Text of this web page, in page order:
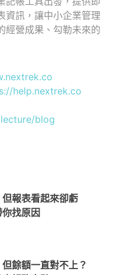
資訊，讓中小企業管理
經營成果、勾勒未來的
help.nextrek.co
blog
報表看起來卻虧
找原因
餘額一直對不上？